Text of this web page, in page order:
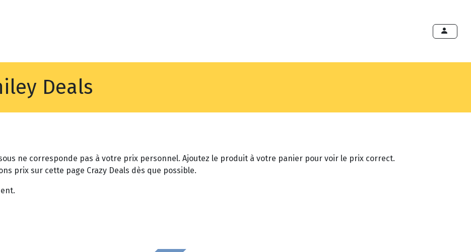
Deals
ne corresponde pas à votre prix personnel. Ajoutez le produit à votre panier pour voir le prix correct.
prix sur cette page Crazy Deals dès que possible.